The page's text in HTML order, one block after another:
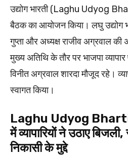
उद्योग भारती (Laghu Udyog
बैठक का आयोजन किया। लघु उद्योग
गुप्ता और अध्यक्ष राजीव अग्रवाल
मुख्य अतिथि के तौर पर भाजपा
विनीत अग्रवाल शारदा मौजूद रहे।
स्वागत किया।
Laghu Udyog
मेंव्यापारियों ने उठाए
निकासी के मुद्दे